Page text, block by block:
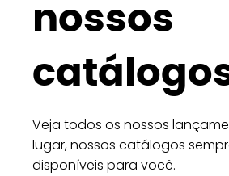
nossos
Veja todos os nossos
lugar, nossos catálogos
disponíveis para você.